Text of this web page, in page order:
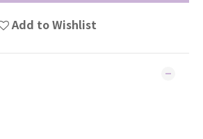
Add to Wishlist